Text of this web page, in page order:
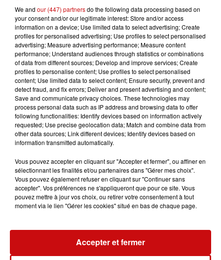
• Un jeu de piste interactif... pour les petits chasseurs de
fantômes !
Munis de leur courage et d’un brin de malice, les enfants
pourront se lancer sur les traces de fantômes coquins à
travers un jeu de piste interactif pensé pour eux. Une
aventure pleine de surprises, de mystères, de frissons ...
Cinq étapes, à chaque étape les chasseurs de fantômes
devront relever le défi pour trouver le moyen
d’enfermer à nouveau l’un des cinq fantômes coquins
dans le coffre maudit et obtenir le badge officiel de
“Chasseur de fantômes” Le petit plus : un tirage au sort,
prévu début novembre, désignera 10 gagnants qui se
verront offrir un abonnement Saison 2026.
Un choix audacieux pour que chaque recoin du parc
vibre de surprises et que chaque visiteur, petit ou grand,
vive Halloween à sa façon.
Ajouter à votre calendrier
We and our (447) partnersdo the following data processing based on
your consent and/or our legitimate interest: Store and/or access
information on a device; Use limited data to select advertising; Create
profiles for personalised advertising; Use profiles to select personalised
advertising; Measure advertising performance; Measure content
performance; Understand audiences through statistics or combinations
of data from different sources; Develop and improve services; Create
profiles to personalise content; Use profiles to select personalised
content; Use limited data to select content; Ensure security, prevent and
detect fraud, and fix errors; Deliver and present advertising and content;
Save and communicate privacy choices. These technologies may
process personal data such as IP address and browsing data to offer
following functionalities: Identify devices based on information actively
requested; Use precise geolocation data; Match and combine data from
other data sources; Link different devices; Identify devices based on
information transmitted automatically.
Vous pouvez accepter en cliquant sur "Accepter et fermer", ou affiner en
sélectionnant les finalités et/ou partenaires dans "Gérer mes choix".
Vous pouvez également refuser en cliquant sur "Continuer sans
accepter". Vos préférences ne s'appliqueront que pour ce site. Vous
pouvez mettre à jour vos choix, ou retirer votre consentement à tout
moment via le lien "Gérer les cookies" situé en bas de chaque page.
Accepter et fermer